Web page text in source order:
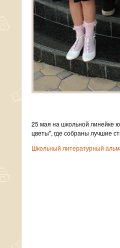
25 мая на школьной линейке
цветы", где собраны лучшие
Школьный литературный